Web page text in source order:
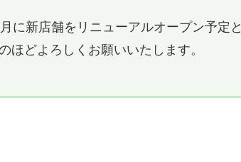
に新店舗をリニューアルオープン予定
ほどよろしくお願いいたします。